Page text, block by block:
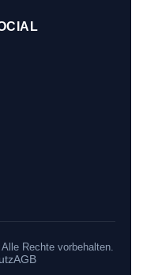
Rechte vorbehalten.
AGB